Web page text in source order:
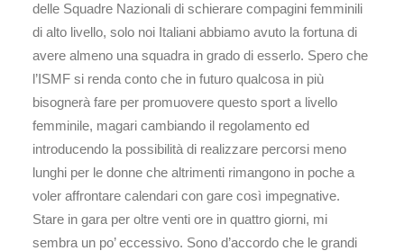
delle Squadre Nazionali di schierare compagini femminili
di alto livello, solo noi Italiani abbiamo avuto la fortuna di
avere almeno una squadra in grado di esserlo. Spero che
l’ISMF si renda conto che in futuro qualcosa in più
bisognerà fare per promuovere questo sport a livello
femminile, magari cambiando il regolamento ed
introducendo la possibilità di realizzare percorsi meno
lunghi per le donne che altrimenti rimangono in poche a
voler affrontare calendari con gare così impegnative.
Stare in gara per oltre venti ore in quattro giorni, mi
sembra un po’ eccessivo. Sono d’accordo che le grandi